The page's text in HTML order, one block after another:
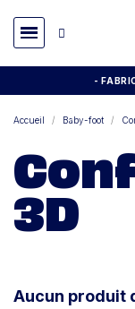
-
Accueil Baby-foot
3D
Aucun produit